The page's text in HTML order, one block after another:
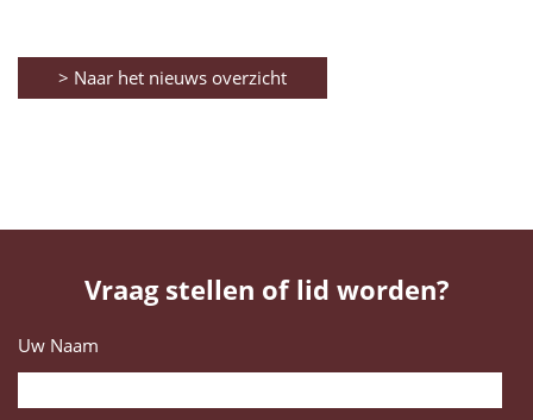
> Naar het nieuws overzicht
Vraag stellen of lid worden?
Uw Naam